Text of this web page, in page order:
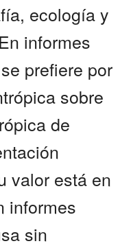
ecología y
informes
prefiere por
sobre
de
valor está en
informes
sin